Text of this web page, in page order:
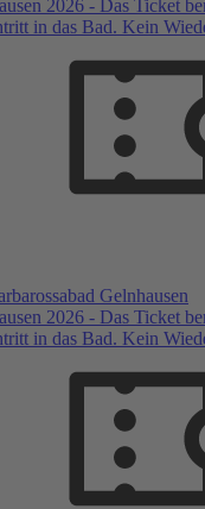
2026 - Das Ticket
in das Bad. Kein
Gelnhausen
2026 - Das Ticket
in das Bad. Kein